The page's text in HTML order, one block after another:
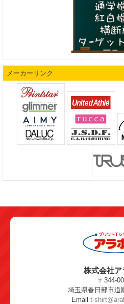
メーカーリンク
株式会社ア
〒344-
埼玉県春日部市道
Email t-